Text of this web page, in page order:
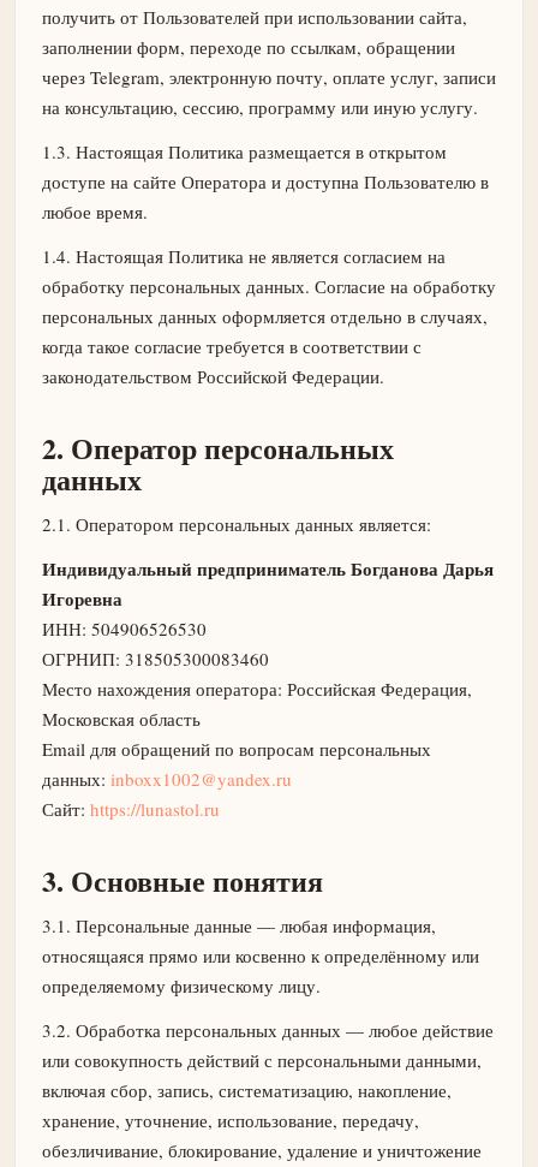
получить от Пользователей при использовании сайта,
заполнении форм, переходе по ссылкам, обращении
через Telegram, электронную почту, оплате услуг, записи
на консультацию, сессию, программу или иную услугу.
1.3. Настоящая Политика размещается в открытом
доступе на сайте Оператора и доступна Пользователю в
любое время.
1.4. Настоящая Политика не является согласием на
обработку персональных данных. Согласие на обработку
персональных данных оформляется отдельно в случаях,
когда такое согласие требуется в соответствии с
законодательством Российской Федерации.
2. Оператор персональных
данных
2.1. Оператором персональных данных является:
Индивидуальный предприниматель Богданова Дарья
Игоревна
ИНН: 504906526530
ОГРНИП: 318505300083460
Место нахождения оператора: Российская Федерация,
Московская область
Email для обращений по вопросам персональных
данных: inboxx1002@yandex.ru
Сайт: https://lunastol.ru
3. Основные понятия
3.1. Персональные данные — любая информация,
относящаяся прямо или косвенно к определённому или
определяемому физическому лицу.
3.2. Обработка персональных данных — любое действие
или совокупность действий с персональными данными,
включая сбор, запись, систематизацию, накопление,
хранение, уточнение, использование, передачу,
обезличивание, блокирование, удаление и уничтожение